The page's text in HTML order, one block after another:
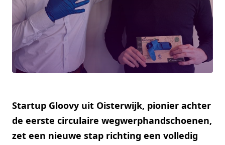
Startup Gloovy uit Oisterwijk, pionier achter
de eerste circulaire wegwerphandschoenen,
zet een nieuwe stap richting een volledig